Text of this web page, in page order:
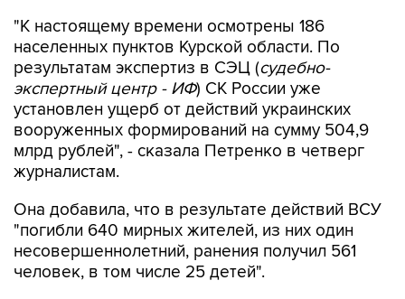
"К настоящему времени осмотрены 186
населенных пунктов Курской области. По
результатам экспертиз в СЭЦ (судебно-
экспертный центр - ИФ) СК России уже
установлен ущерб от действий украинских
вооруженных формирований на сумму 504,9
млрд рублей", - сказала Петренко в четверг
журналистам.
Она добавила, что в результате действий ВСУ
"погибли 640 мирных жителей, из них один
несовершеннолетний, ранения получил 561
человек, в том числе 25 детей".